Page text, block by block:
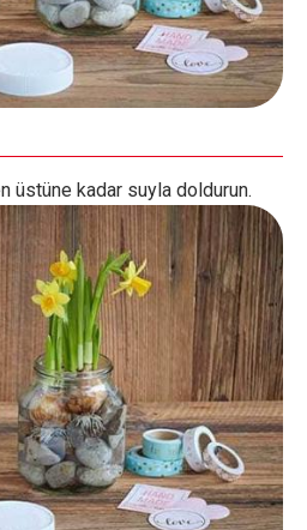
üstüne kadar suyla doldurun.